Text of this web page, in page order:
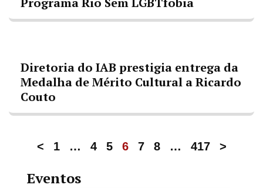
Diretoria do IAB prestigia entrega da
Medalha de Mérito Cultural a Ricardo
Couto
< 1 … 4 5 6 7 8 … 417 >
Eventos